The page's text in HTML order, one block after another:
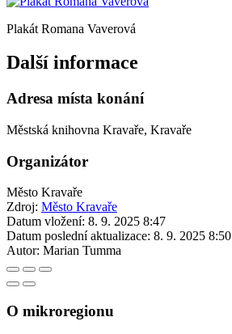
Plakát Romana Vaverová
Další informace
Adresa místa konání
Městská knihovna Kravaře, Kravaře
Organizátor
Město Kravaře
Zdroj: Město Kravaře
Datum vložení: 8. 9. 2025 8:47
Datum poslední aktualizace: 8. 9. 2025 8:50
Autor: Marian Tumma
O mikroregionu